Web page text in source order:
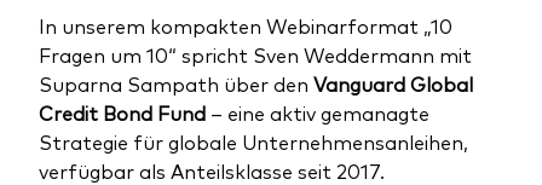
In unserem kompakten Webinarformat „10
Fragen um 10“ spricht Sven Weddermann mit
Suparna Sampath über den Vanguard Global
Credit Bond Fund – eine aktiv gemanagte
Strategie für globale Unternehmensanleihen,
verfügbar als Anteilsklasse seit 2017.